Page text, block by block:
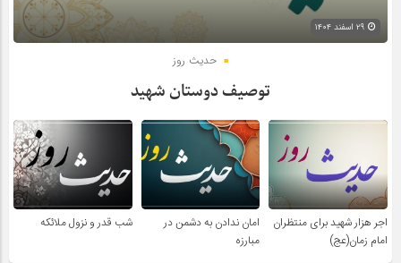
حدیث روز
توصیف دوستان شهید
اجر هزار شهید برای منتظران
امام زمان(عج)
امان ندادن به دشمن در
مبارزه
شب قدر و نزول ملائکه